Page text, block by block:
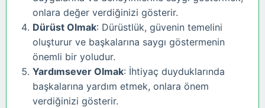
onlara değer verdiğinizi gösterir.
Dürüst Olmak: Dürüstlük, güvenin temelini
oluşturur ve başkalarına saygı göstermenin
önemli bir yoludur.
Yardımsever Olmak: İhtiyaç duyduklarında
başkalarına yardım etmek, onlara önem
verdiğinizi gösterir.